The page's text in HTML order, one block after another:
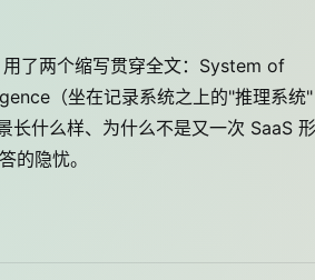
了两个缩写贯穿全文：System of
（坐在记录系统之上的"推理系统
长什么样、为什么不是又一次 SaaS
的隐忧。